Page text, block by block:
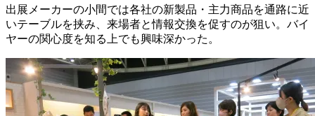
出展メーカーの小間では各社の新製品・主力商品を通路に近
いテーブルを挟み、来場者と情報交換を促すのが狙い。バイ
ヤーの関心度を知る上でも興味深かった。